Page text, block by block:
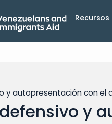
Recursos
y autopresentación con el
y